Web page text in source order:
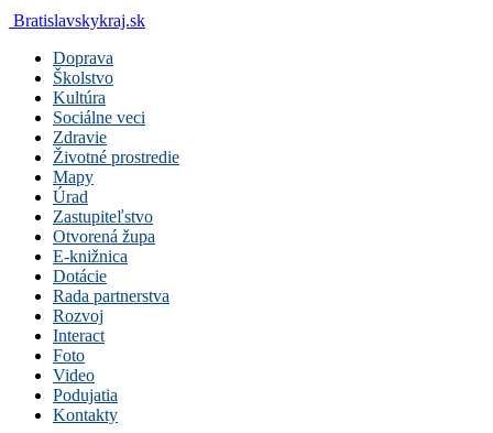
Bratislavskykraj.sk
Doprava
Školstvo
Kultúra
Sociálne veci
Zdravie
Životné prostredie
Mapy
Úrad
Zastupiteľstvo
Otvorená župa
E-knižnica
Dotácie
Rada partnerstva
Rozvoj
Interact
Foto
Video
Podujatia
Kontakty